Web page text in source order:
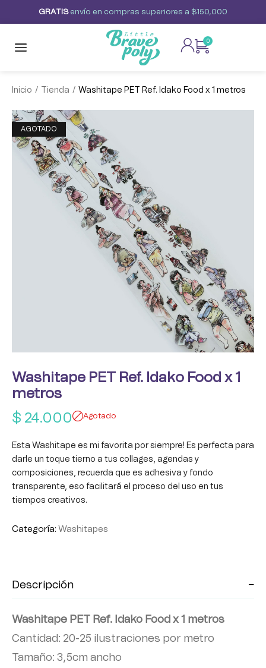
GRAT S envío en compras superiores a $150,000
0
Inicio / Tienda / Washitape PET Ref. Idako Food x 1 metros
AGOTADO
Washitape PET Ref. Idako Food x 1
metros
$ 24.000 Agotado
Esta Washitape es mi favorita por siempre! Es perfecta para
darle un toque tierno a tus collages, agendas y
composiciones, recuerda que es adhesiva y fondo
transparente, eso facilitará el proceso del uso en tus
tiempos creativos.
Categoría: Washitapes
Descripción
Washitape PET Ref. Idako Food x 1 metros
Cantidad: 20-25 ilustraciones por metro
Tamaño: 3,5cm ancho